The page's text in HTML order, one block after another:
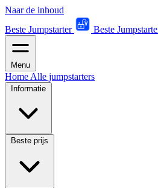
Naar de inhoud
Beste Jumpstarter
Beste
Menu
Home Alle jumpstarters
Informatie
Beste prijs